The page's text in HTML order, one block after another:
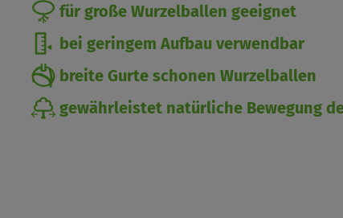
für große Wurzelballen geeignet
bei geringem Aufbau verwendbar
breite Gurte schonen Wurzelballen
gewährleistet natürliche Bewegung